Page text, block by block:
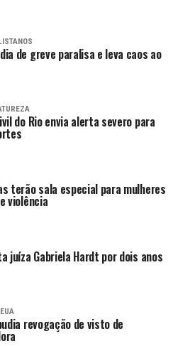
de greve paralisa e leva caos ao
do Rio envia alerta severo para
terão sala especial para mulheres
violência
juíza Gabriela Hardt por dois anos
revogação de visto de